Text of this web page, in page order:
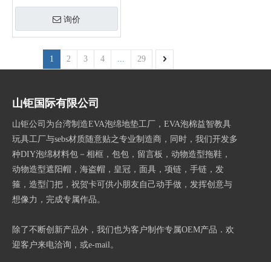
询价
1 2 3 4 ... 29
山钜国际有限公司
山钜公司为台湾制造EVA泡绵地垫工厂，EVA泡棉益智教具
玩具工厂与sebs材质随意贴之专业制造商，同时，我们开发多
种DIY泡绵材料包－相框，包包，留言板，动物造型拖鞋，
动物造型遮阳帽，海盗帽，皇冠，面具，项链，手链，发
箍，造型门把，祝贺卡可供小朋友自己动手做，发挥创意与
想像力，完成专属作品。
除了不断创新产品外，我们也为客户制作专属OEM产品．欢
迎客户来电洽询，或e-mail。